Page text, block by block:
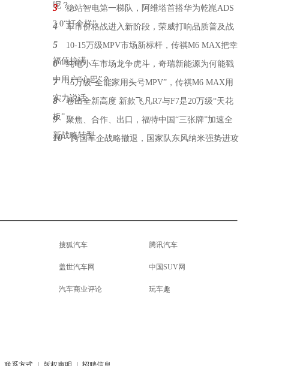
呢？
3
稳站智电第一梯队，阿维塔首搭华为乾崑ADS
3.0“打个样”
4 车市价格战进入新阶段，荣威打响品质普及战
5
10-15万级MPV市场新标杆，传祺M6 MAX把幸
福值拉满
6
纯电小车市场龙争虎斗，奇瑞新能源为何能戳
中用户“心巴”？
7
15万级“全能家用头号MPV”，传祺M6 MAX用
实力说话
8
卷出全新高度 新款飞凡R7与F7是20万级“天花
板”
9
聚焦、合作、出口，福特中国“三张牌”加速全
新战略转型
10 跨国车企战略撤退，国家队东风纳米强势进攻
搜狐汽车 腾讯汽车
盖世汽车网 中国SUV网
汽车商业评论 玩车趣